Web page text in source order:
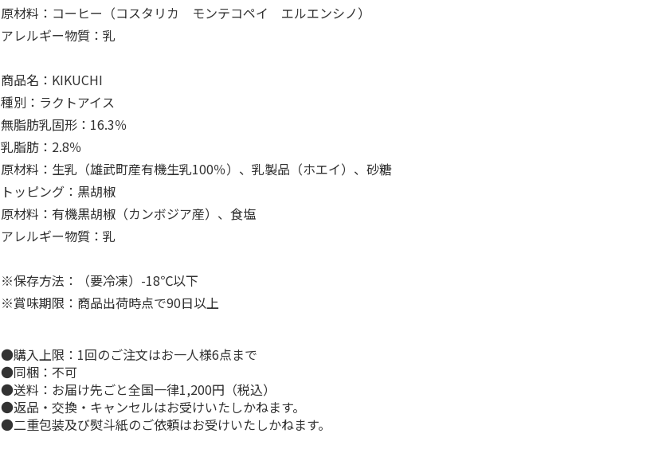
原材料：コーヒー（コスタリカ モンテコペイ エルエンシノ）
アレルギー物質：乳
商品名：KIKUCHI
種別：ラクトアイス
無脂肪乳固形：16.3％
乳脂肪：2.8％
原材料：生乳（雄武町産有機生乳100％）、乳製品（ホエイ）、砂糖
トッピング：黒胡椒
原材料：有機黒胡椒（カンボジア産）、食塩
アレルギー物質：乳
※保存方法：（要冷凍）-18℃以下
※賞味期限：商品出荷時点で90日以上
●購入上限：1回のご注文はお一人様6点まで
●同梱：不可
●送料：お届け先ごと全国一律1,200円（税込）
●返品・交換・キャンセルはお受けいたしかねます。
●二重包装及び熨斗紙のご依頼はお受けいたしかねます。